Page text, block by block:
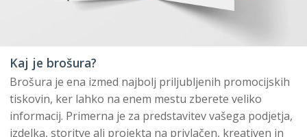
Kaj je brošura?
Brošura je ena izmed najbolj priljubljenih promocijskih
tiskovin, ker lahko na enem mestu zberete veliko
informacij. Primerna je za predstavitev vašega podjetja,
izdelka, storitve ali projekta na privlačen, kreativen in